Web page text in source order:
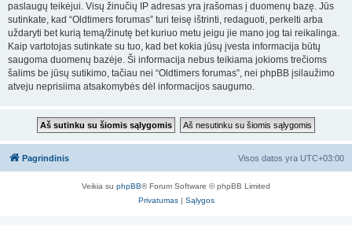
paslaugų teikėjui. Visų žinučių IP adresas yra įrašomas į duomenų bazę. Jūs
sutinkate, kad “Oldtimers forumas” turi teisę ištrinti, redaguoti, perkelti arba
uždaryti bet kurią temą/žinutę bet kuriuo metu jeigu jie mano jog tai reikalinga.
Kaip vartotojas sutinkate su tuo, kad bet kokia jūsų įvesta informacija būtų
saugoma duomenų bazėje. Ši informacija nebus teikiama jokioms trečioms
šalims be jūsų sutikimo, tačiau nei “Oldtimers forumas”, nei phpBB įsilaužimo
atveju neprisiima atsakomybės dėl informacijos saugumo.
Pagrindinis Visos datos yra UTC+03:00
Veikia su phpBB® Forum Software © phpBB Limited
Privatumas| Sąlygos